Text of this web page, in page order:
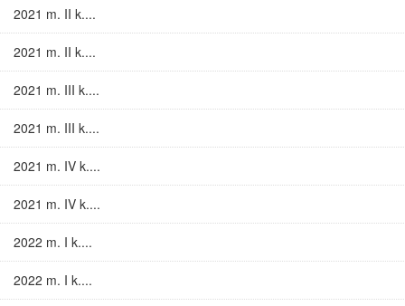
2021 m. II k....
2021 m. II k....
2021 m. III k....
2021 m. III k....
2021 m. IV k....
2021 m. IV k....
2022 m. I k....
2022 m. I k....